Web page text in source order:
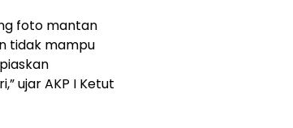
foto mantan
tidak mampu
ujar AKP I Ketut